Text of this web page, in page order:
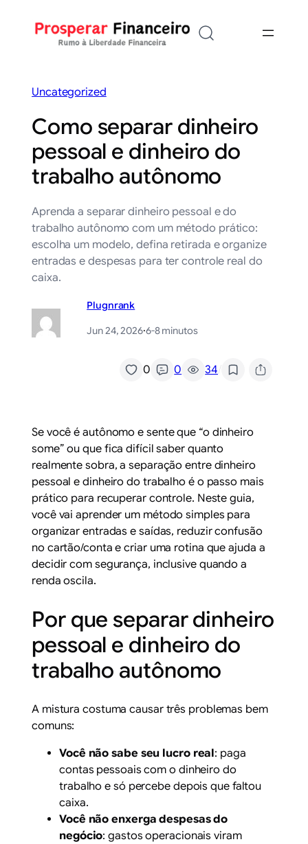
Uncategorized
Como separar dinheiro
pessoal e dinheiro do
trabalho autônomo
Aprenda a separar dinheiro pessoal e do
trabalho autônomo com um método prático:
escolha um modelo, defina retirada e organize
entradas e despesas para ter controle real do
caixa.
Plugnrank
Jun 24, 2026·6-8 minutos
0 0 34/
Se você é autônomo e sente que “o dinheiro
some” ou que fica difícil saber quanto
realmente sobra, a separação entre dinheiro
pessoal e dinheiro do trabalho é o passo mais
prático para recuperar controle. Neste guia,
você vai aprender um método simples para
organizar entradas e saídas, reduzir confusão
no cartão/conta e criar uma rotina que ajuda a
decidir com segurança, inclusive quando a
renda oscila.
Por que separar dinheiro
pessoal e dinheiro do
trabalho autônomo
A mistura costuma causar três problemas bem
comuns:
Você não sabe seu lucro real: paga
contas pessoais com o dinheiro do
trabalho e só percebe depois que faltou
caixa.
Você não enxerga despesas do
negócio: gastos operacionais viram